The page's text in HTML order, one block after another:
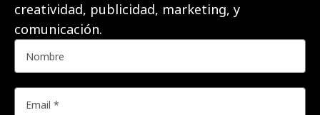
creatividad, publicidad, marketing, y
comunicación.